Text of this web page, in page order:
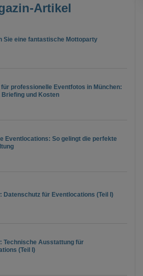
Artikel
Sie eine fantastische Mottoparty
für professionelle Eventfotos in München:
Briefing und Kosten
Eventlocations: So gelingt die perfekte
Datenschutz für Eventlocations (Teil I)
Technische Ausstattung für
(Teil I)